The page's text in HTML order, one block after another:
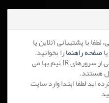
صفحه راهنمارا بخوانید.
2-مصرف اینترنت برای خرید قانونی از سرورهای IR نیم بها می
هستند.
اید لطفا ابتدا وارد سایت